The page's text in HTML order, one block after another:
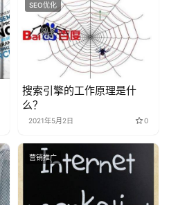
SEO优化
搜索引擎的工作原理是什
么？
2021年5月2日 0
营销推广